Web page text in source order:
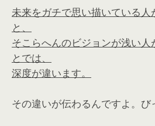
未来をガチで思い描いている人
と、
そこらへんのビジョンが浅い
とでは、
深度が違います。
その違いが伝わるんですよ。び